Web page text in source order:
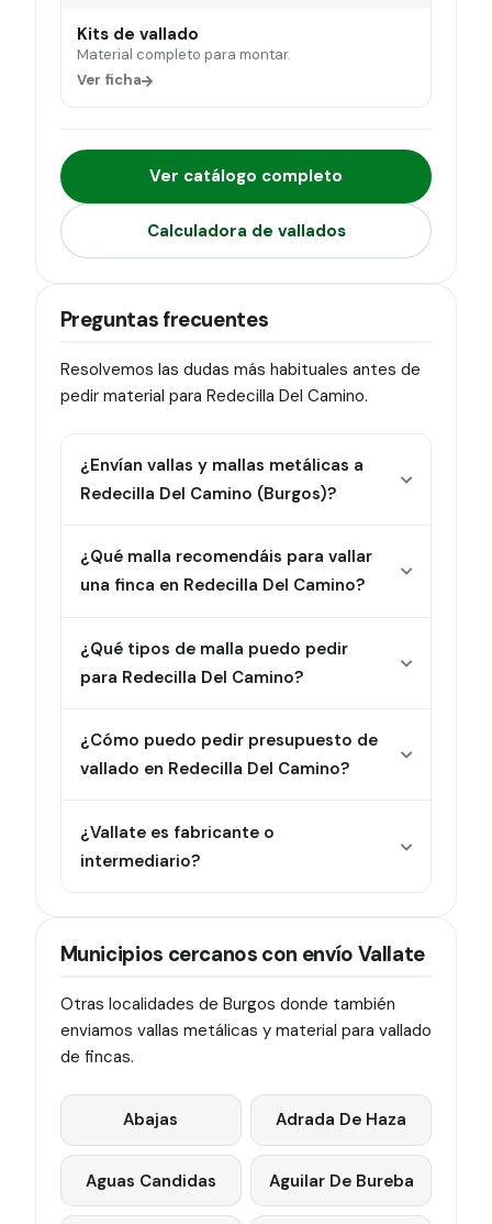
Kits de vallado
Material completo para montar.
Ver ficha
Ver catálogo completo
Calculadora de vallados
Preguntas frecuentes
Resolvemos las dudas más habituales antes de
pedir material para Redecilla Del Camino.
¿Envían vallas y mallas metálicas a
Redecilla Del Camino (Burgos)?
¿Qué malla recomendáis para vallar
una finca en Redecilla Del Camino?
¿Qué tipos de malla puedo pedir
para Redecilla Del Camino?
¿Cómo puedo pedir presupuesto de
vallado en Redecilla Del Camino?
¿Vallate es fabricante o
intermediario?
Municipios cercanos con envío Vallate
Otras localidades de Burgos donde también
enviamos vallas metálicas y material para vallado
de fincas.
Abajas Adrada De Haza
Aguas Candidas Aguilar De Bureba